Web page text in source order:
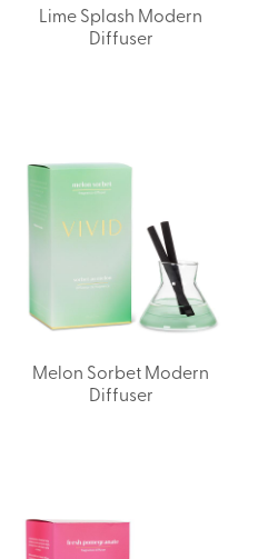
Lime Splash Modern
Diffuser
Melon Sorbet Modern
Diffuser